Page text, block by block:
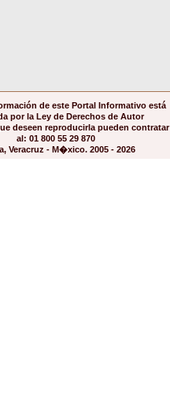
de este Portal Informativo está
por la Ley de Derechos de Autor
deseen reproducirla pueden contratar
al: 01 800 55 29 870
Veracruz - M�xico. 2005 - 2026